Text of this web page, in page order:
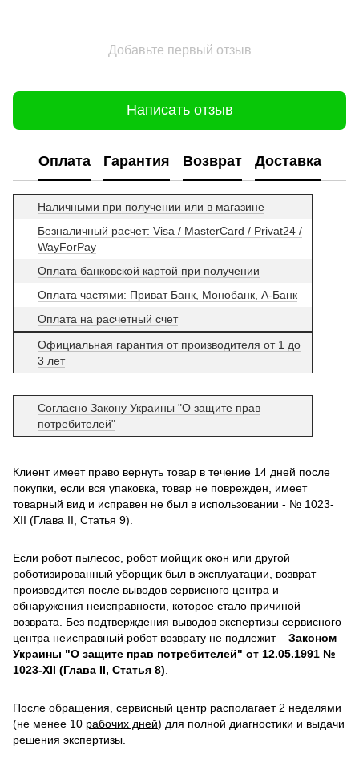
Добавьте первый отзыв
Написать отзыв
Оплата Гарантия Возврат Доставка
Наличными при получении или в магазине
Безналичный расчет: Visa / MasterCard / Privat24 /
WayForPay
Оплата банковской картой при получении
Оплата частями: Приват Банк, Монобанк, А-Банк
Оплата на расчетный счет
Официальная гарантия от производителя от 1 до
3 лет
Согласно Закону Украины "О защите прав
потребителей"
Клиент имеет право вернуть товар в течение 14 дней после
покупки, если вся упаковка, товар не поврежден, имеет
товарный вид и исправен не был в использовании - № 1023-
XII (Глава II, Статья 9).
Если робот пылесос, робот мойщик окон или другой
роботизированный уборщик был в эксплуатации, возврат
производится после выводов сервисного центра и
обнаружения неисправности, которое стало причиной
возврата. Без подтверждения выводов экспертизы сервисного
центра неисправный робот возврату не подлежит – Законом
Украины "О защите прав потребителей" от 12.05.1991 №
1023-XII (Глава II, Статья 8)
После обращения, сервисный центр располагает 2 неделями
(не менее 10 рабочих дней) для полной диагностики и выдачи
решения экспертизы.